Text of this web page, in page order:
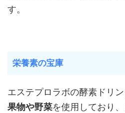
す。
栄養素の宝庫
エステプロラボの酵素ドリン
果物や野菜を使用しており